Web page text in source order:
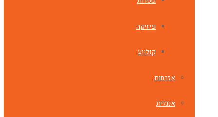
פיזיקה
קולנוע
אזרחות
אנגלית